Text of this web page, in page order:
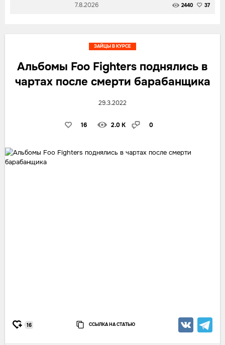
7.8.2026 2440 37
Альбомы Foo Fighters поднялись в
чартах после смерти барабанщика
29.3.2022
16 2.0 K 0
ЗАЙЦЫ В КУРСЕ
16 ССЫЛКА НА СТАТЬЮ